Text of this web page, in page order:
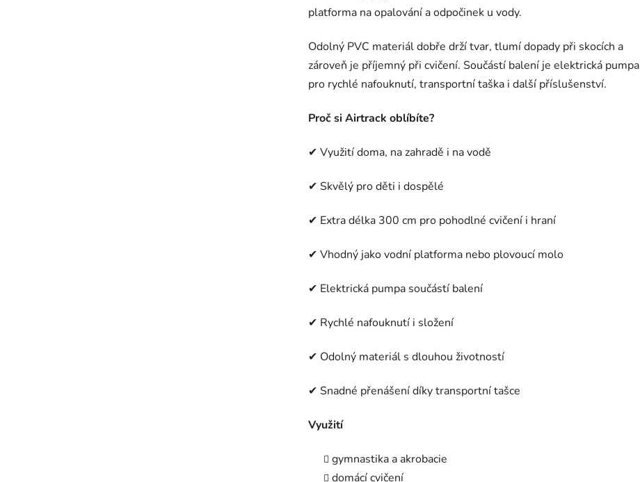
platforma na opalování a odpočinek u vody.
Odolný PVC materiál dobře drží tvar, tlumí dopady při skocích a
zároveň je příjemný při cvičení. Součástí balení je elektrická pumpa
pro rychlé nafouknutí, transportní taška i další příslušenství.
Proč si Airtrack oblíbíte?
✔ Využití doma, na zahradě i na vodě
✔ Skvělý pro děti i dospělé
✔ Extra délka 300 cm pro pohodlné cvičení i hraní
✔ Vhodný jako vodní platforma nebo plovoucí molo
✔ Elektrická pumpa součástí balení
✔ Rychlé nafouknutí i složení
✔ Odolný materiál s dlouhou životností
✔ Snadné přenášení díky transportní tašce
Využití
gymnastika a akrobacie
domácí cvičení